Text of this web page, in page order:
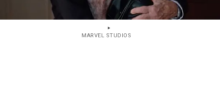
MARVEL STUDIOS